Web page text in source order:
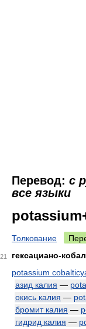
Перевод: с
все языки
Толкование
21
гексациано-
potassium
азид калия —
окись калия —
бромит калия —
гидрид калия —